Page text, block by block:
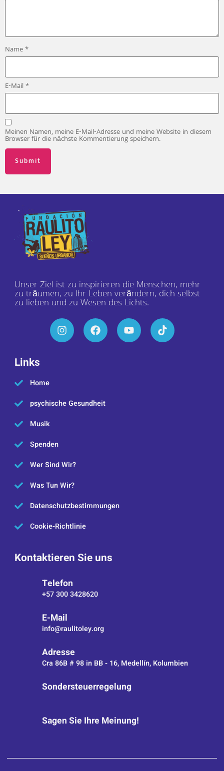
Name*
E-Mail*
Meinen Namen, meine E-Mail-Adresse und meine Website in diesem
Browser für die nächste Kommentierung speichern.
Unser Ziel ist zu inspirieren die Menschen, mehr
zu träumen, zu Ihr Leben verändern, dich selbst
zu lieben und zu Wesen des Lichts.
Links
Home
psychische Gesundheit
Musik
Spenden
Wer Sind Wir?
Was Tun Wir?
Datenschutzbestimmungen
Cookie-Richtlinie
Kontaktieren Sie uns
Telefon
+57 300 3428620
E-Mail
info@raulitoley.org
Adresse
Cra 86B # 98 in BB - 16, Medellín, Kolumbien
Sondersteuerregelung
Sagen Sie Ihre Meinung!